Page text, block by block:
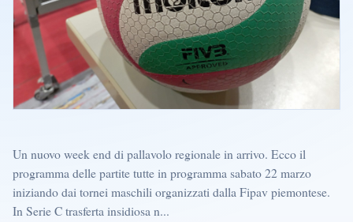
Un nuovo week end di pallavolo regionale in arrivo. Ecco il
programma delle partite tutte in programma sabato 22 marzo
iniziando dai tornei maschili organizzati dalla Fipav piemontese.
In Serie C trasferta insidiosa n...